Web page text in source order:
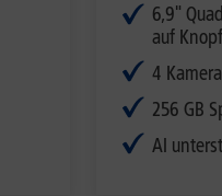
6,9"
auf
4
256 GB
AI